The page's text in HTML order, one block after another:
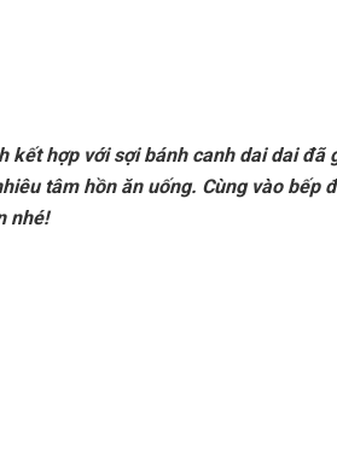
kết hợp với sợi bánh canh dai dai đã
tâm hồn ăn uống. Cùng vào bếp
nhé!